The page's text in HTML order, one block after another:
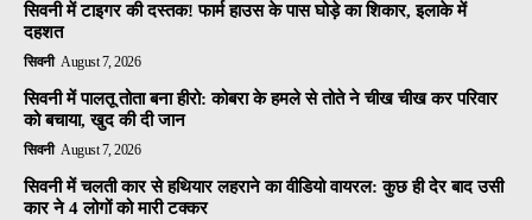
सिवनी में टाइगर की दस्तक! फार्म हाउस के पास घोड़े का शिकार, इलाके में
दहशत
सिवनी August 7, 2026
सिवनी में पालतू तोता बना हीरो: कोबरा के हमले से तोते ने चीख चीख कर परिवार
को बचाया, खुद की दी जान
सिवनी August 7, 2026
सिवनी में चलती कार से हथियार लहराने का वीडियो वायरल: कुछ ही देर बाद उसी
कार ने 4 लोगों को मारी टक्कर